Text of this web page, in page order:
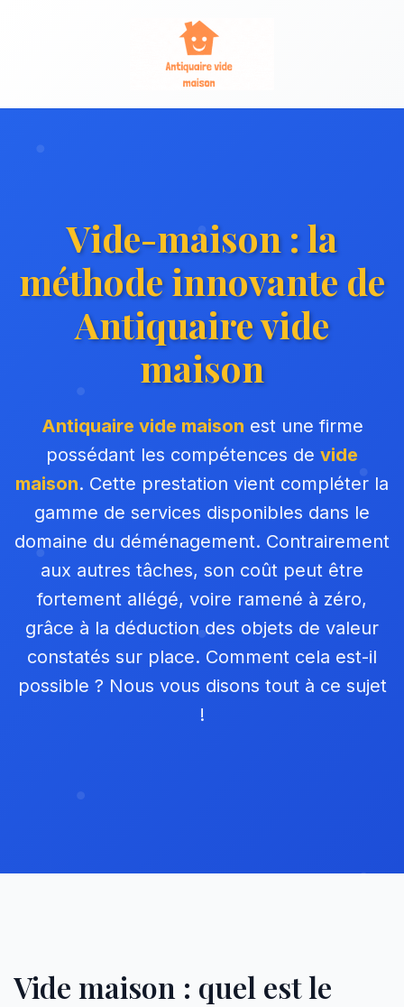
Vide-maison : la
méthode innovante de
Antiquaire vide
maison
Antiquaire vide maison est une firme
possédant les compétences de vide
maison. Cette prestation vient compléter la
gamme de services disponibles dans le
domaine du déménagement. Contrairement
aux autres tâches, son coût peut être
fortement allégé, voire ramené à zéro,
grâce à la déduction des objets de valeur
constatés sur place. Comment cela est-il
possible ? Nous vous disons tout à ce sujet
!
Vide maison : quel est le